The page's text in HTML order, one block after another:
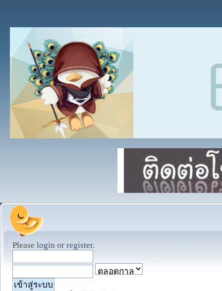
Please login or register.